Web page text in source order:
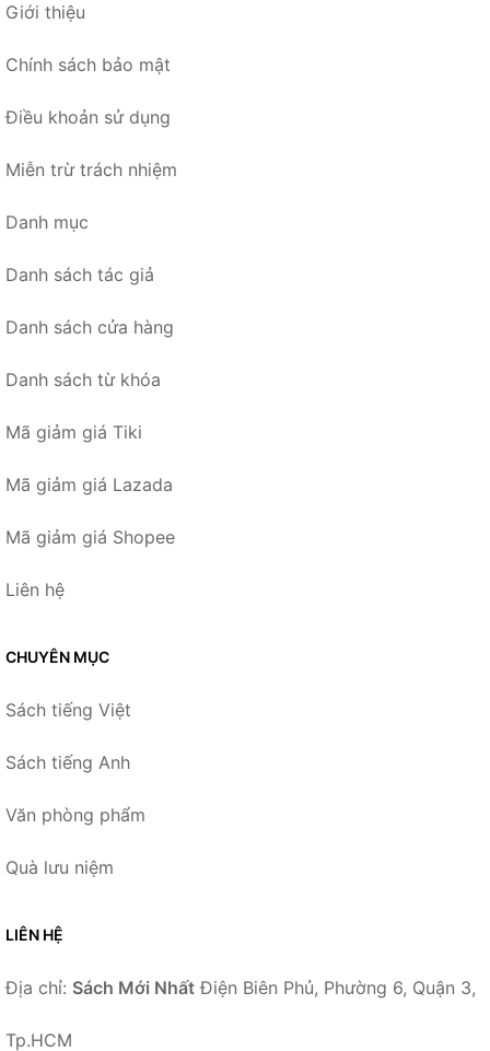
Giới thiệu
Chính sách bảo mật
Điều khoản sử dụng
Miễn trừ trách nhiệm
Danh mục
Danh sách tác giả
Danh sách cửa hàng
Danh sách từ khóa
Mã giảm giá Tiki
Mã giảm giá Lazada
Mã giảm giá Shopee
Liên hệ
CHUYÊN MỤC
Sách tiếng Việt
Sách tiếng Anh
Văn phòng phẩm
Quà lưu niệm
LIÊN HỆ
Địa chỉ: Sách Mới Nhất Điện Biên Phủ, Phường 6, Quận 3,
Tp.HCM